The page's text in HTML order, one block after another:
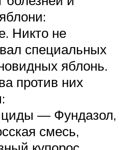
Никто не
специальных
яблонь.
против них
— Фундазол,
смесь,